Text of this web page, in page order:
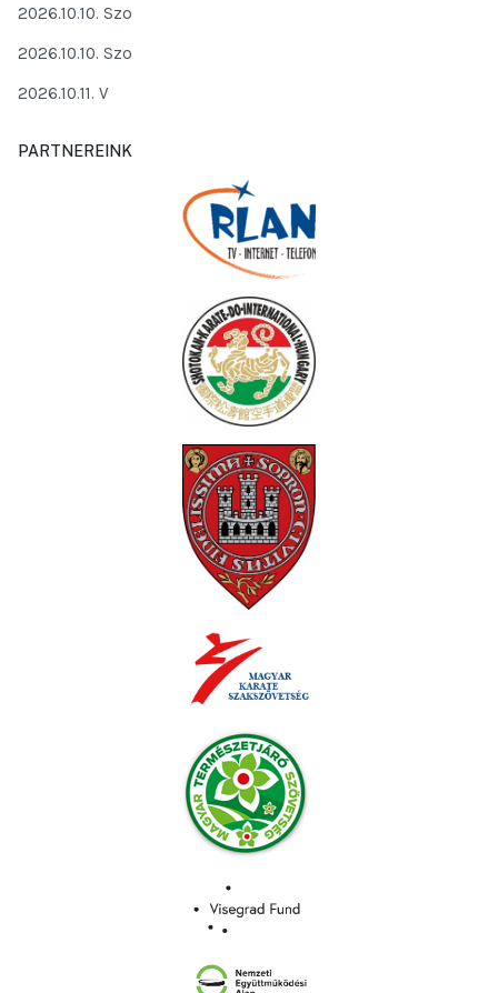
2026.10.10. Szo
2026.10.10. Szo
2026.10.11. V
PARTNEREINK